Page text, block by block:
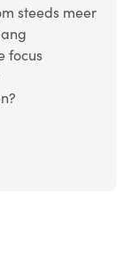
steeds meer
focus